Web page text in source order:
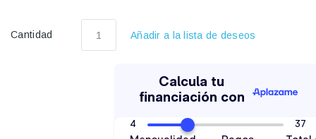
Cantidad Añadir a la lista de deseos